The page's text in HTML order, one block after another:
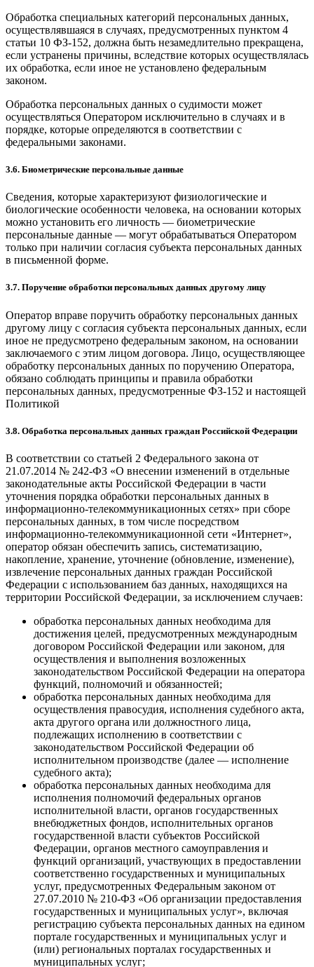
Обработка специальных категорий персональных данных,
осуществлявшаяся в случаях, предусмотренных пунктом 4
статьи 10 ФЗ-152, должна быть незамедлительно прекращена,
если устранены причины, вследствие которых осуществлялась
их обработка, если иное не установлено федеральным
законом.
Обработка персональных данных о судимости может
осуществляться Оператором исключительно в случаях и в
порядке, которые определяются в соответствии с
федеральными законами.
3.6. Биометрические персональные данные
Сведения, которые характеризуют физиологические и
биологические особенности человека, на основании которых
можно установить его личность — биометрические
персональные данные — могут обрабатываться Оператором
только при наличии согласия субъекта персональных данных
в письменной форме.
3.7. Поручение обработки персональных данных другому лицу
Оператор вправе поручить обработку персональных данных
другому лицу с согласия субъекта персональных данных, если
иное не предусмотрено федеральным законом, на основании
заключаемого с этим лицом договора. Лицо, осуществляющее
обработку персональных данных по поручению Оператора,
обязано соблюдать принципы и правила обработки
персональных данных, предусмотренные ФЗ-152 и настоящей
Политикой
3.8. Обработка персональных данных граждан Российской Федерации
В соответствии со статьей 2 Федерального закона от
21.07.2014 № 242-ФЗ «О внесении изменений в отдельные
законодательные акты Российской Федерации в части
уточнения порядка обработки персональных данных в
информационно-телекоммуникационных сетях» при сборе
персональных данных, в том числе посредством
информационно-телекоммуникационной сети «Интернет»,
оператор обязан обеспечить запись, систематизацию,
накопление, хранение, уточнение (обновление, изменение),
извлечение персональных данных граждан Российской
Федерации с использованием баз данных, находящихся на
территории Российской Федерации, за исключением случаев:
обработка персональных данных необходима для
достижения целей, предусмотренных международным
договором Российской Федерации или законом, для
осуществления и выполнения возложенных
законодательством Российской Федерации на оператора
функций, полномочий и обязанностей;
обработка персональных данных необходима для
осуществления правосудия, исполнения судебного акта,
акта другого органа или должностного лица,
подлежащих исполнению в соответствии с
законодательством Российской Федерации об
исполнительном производстве (далее — исполнение
судебного акта);
обработка персональных данных необходима для
исполнения полномочий федеральных органов
исполнительной власти, органов государственных
внебюджетных фондов, исполнительных органов
государственной власти субъектов Российской
Федерации, органов местного самоуправления и
функций организаций, участвующих в предоставлении
соответственно государственных и муниципальных
услуг, предусмотренных Федеральным законом от
27.07.2010 № 210-ФЗ «Об организации предоставления
государственных и муниципальных услуг», включая
регистрацию субъекта персональных данных на едином
портале государственных и муниципальных услуг и
(или) региональных порталах государственных и
муниципальных услуг;